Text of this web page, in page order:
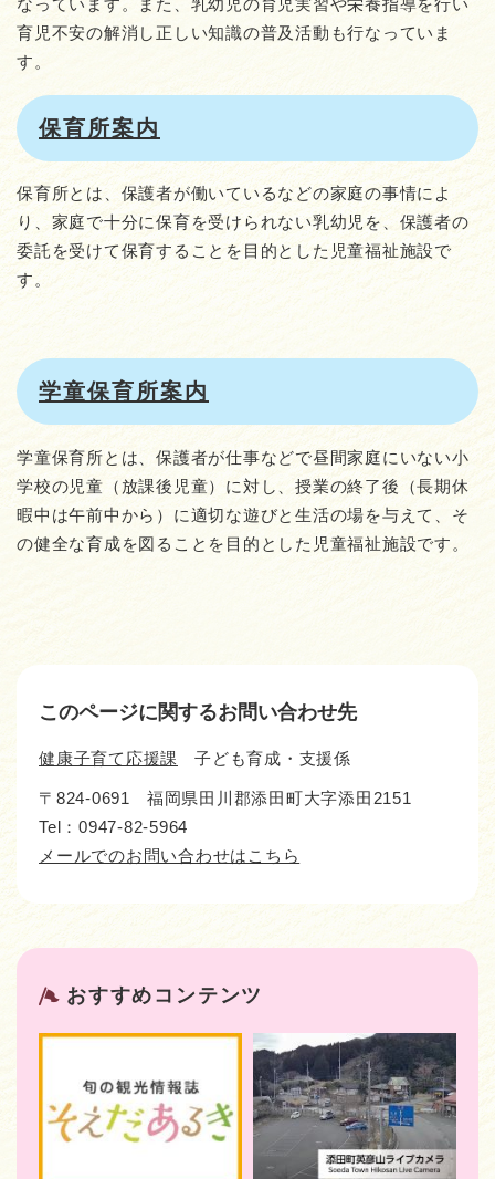
なっています。また、乳幼児の育児実習や栄養指導を行い
育児不安の解消し正しい知識の普及活動も行なっていま
す。
保育所案内
保育所とは、保護者が働いているなどの家庭の事情によ
り、家庭で十分に保育を受けられない乳幼児を、保護者の
委託を受けて保育することを目的とした児童福祉施設で
す。
学童保育所案内
学童保育所とは、保護者が仕事などで昼間家庭にいない小
学校の児童（放課後児童）に対し、授業の終了後（長期休
暇中は午前中から）に適切な遊びと生活の場を与えて、そ
の健全な育成を図ることを目的とした児童福祉施設です。
このページに関するお問い合わせ先
健康子育て応援課 子ども育成・支援係
〒824-0691
福岡県田川郡添田町大字添田2151
Tel：0947-82-5964
メールでのお問い合わせはこちら
おすすめコンテンツ